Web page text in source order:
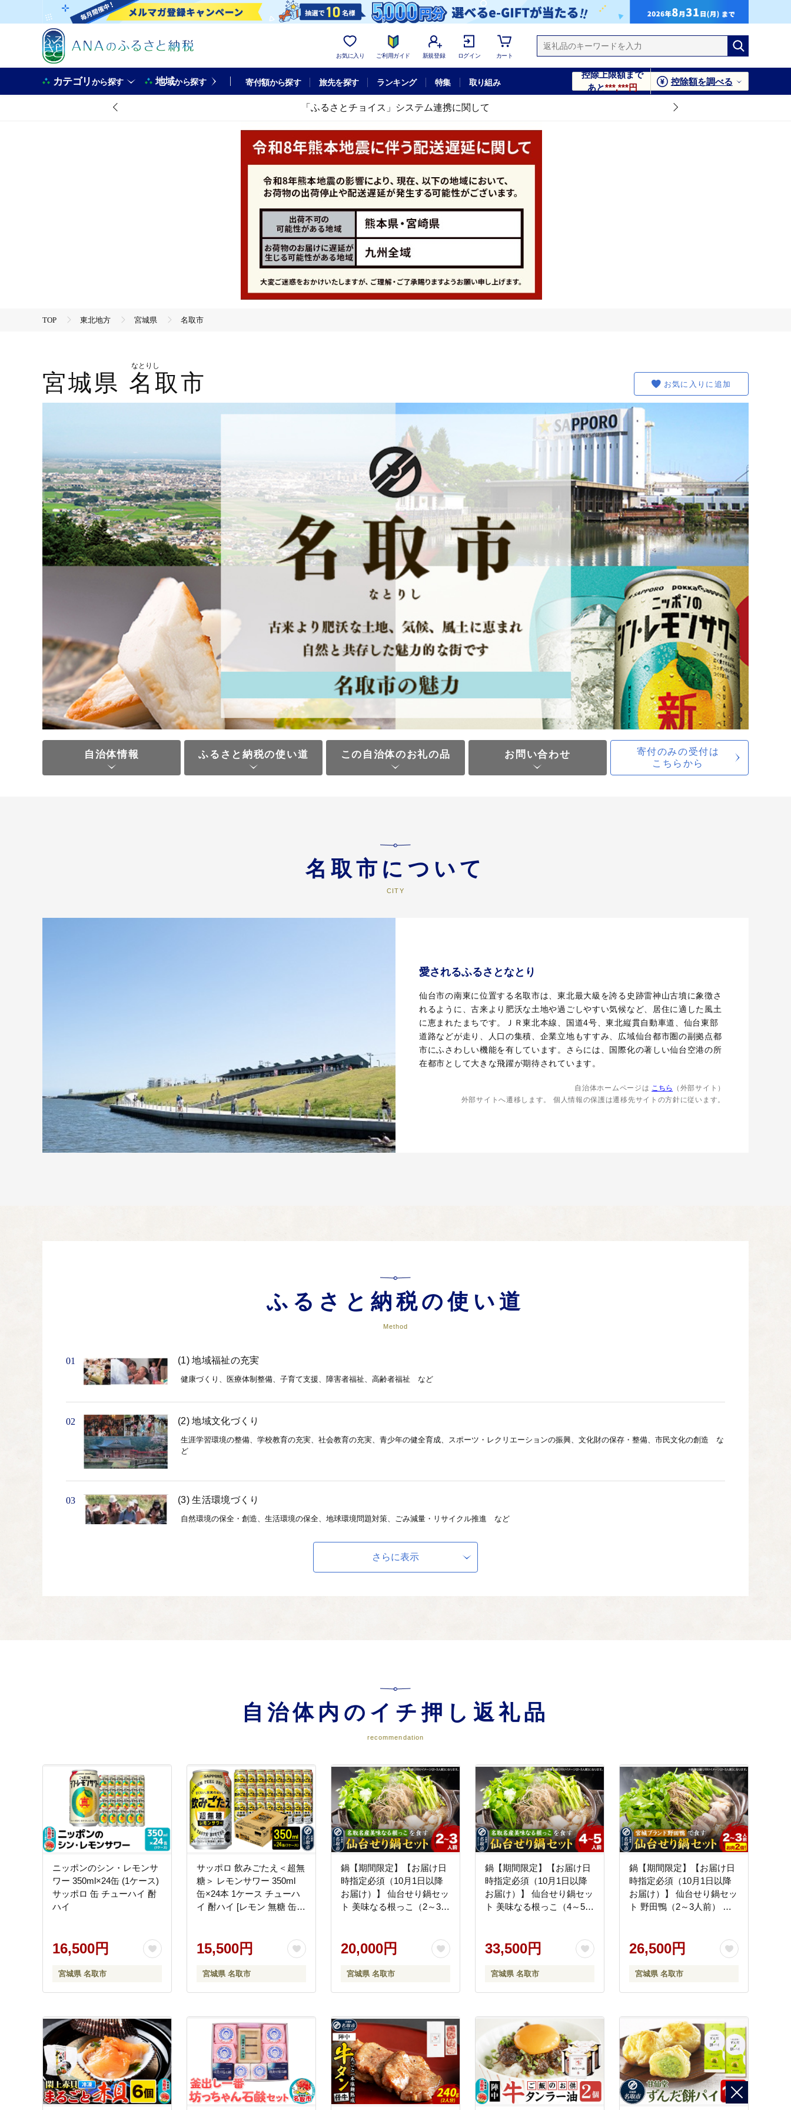
お気に入り ご利用ガイド 新規登録 ログイン カート
カテゴリから探す 地域から探す 寄付額から探す 旅先を探す ランキング 特集 取り組み
控除上限額まで
あと***,***円
控除額を調べる
「ふるさとチョイス」システム連携に関して
TOP 東北地方 宮城県 名取市
宮城県 名取市
なとりし
お気に入りに追加
自治体情報 ふるさと納税の使い道 この自治体のお礼の品 お問い合わせ
寄付のみの受付は
こちらから
名取市について
愛されるふるさとなとり
仙台市の南東に位置する名取市は、東北最大級を誇る史跡雷神山古墳に象徴さ
れるように、古来より肥沃な土地や過ごしやすい気候など、居住に適した風土
に恵まれたまちです。ＪＲ東北本線、国道4号、東北縦貫自動車道、仙台東部
道路などが走り、人口の集積、企業立地もすすみ、広域仙台都市圏の副拠点都
市にふさわしい機能を有しています。さらには、国際化の著しい仙台空港の所
在都市として大きな飛躍が期待されています。
自治体ホームページは こちら
（外部サイト）
外部サイトへ遷移します。 個人情報の保護は遷移先サイトの方針に従います。
ふるさと納税の使い道
Method
01 (1) 地域福祉の充実
健康づくり、医療体制整備、子育て支援、障害者福祉、高齢者福祉 など
02 (2) 地域文化づくり
生涯学習環境の整備、学校教育の充実、社会教育の充実、青少年の健全育成、スポーツ・レクリエーションの振興、文化財の保存・整備、市民文化の創造 な
ど
03 (3) 生活環境づくり
自然環境の保全・創造、生活環境の保全、地球環境問題対策、ごみ減量・リサイクル推進 など
(4) 都市環境づくり
農業の振興、林業の振興、漁業の振興、工業基盤の整備と地域産業の集積、魅力ある商業空間づくり、新たな観光基盤の形成 など
06 (6) 愛されるふるさとづくり【市長にお任せ】
市長が皆様に代わって、元気な都市・名取のまちづくりのための事業を選びます。市長にお任せしたい方はこちらにどうぞ。
さらに表示
自治体内のイチ押し返礼品
recommendation
ニッポンのシン・レモンサ
ワー 350ml×24缶 (1ケース)
サッポロ 缶 チューハイ 酎
ハイ
16,500円
宮城県 名取市
サッポロ 飲みごたえ＜超無
糖＞ レモンサワー 350ml
缶×24本 1ケース チューハ
イ 酎ハイ [レモン 無糖 缶
15,500円
宮城県 名取市
鍋【期間限定】【お届け日
時指定必須（10月1日以降
お届け）】 仙台せり鍋セッ
ト 美味なる根っこ（2～3人
20,000円
宮城県 名取市
鍋【期間限定】【お届け日
時指定必須（10月1日以降
お届け）】 仙台せり鍋セッ
ト 美味なる根っこ（4～5人
33,500円
宮城県 名取市
鍋【期間限定】【お届け日
時指定必須（10月1日以降
お届け）】 仙台せり鍋セッ
ト 野田鴨（2～3人前） 漁
26,500円
宮城県 名取市